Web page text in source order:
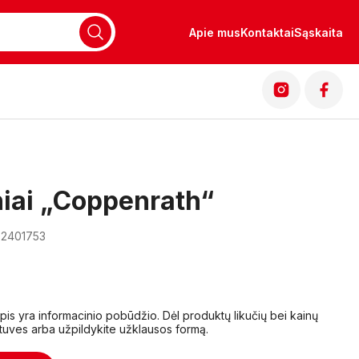
Apie musKontaktaiSąskaita
„Coppenrath“
yra informacinio pobūdžio. Dėl produktų likučių bei kainų
arba užpildykite užklausos formą.